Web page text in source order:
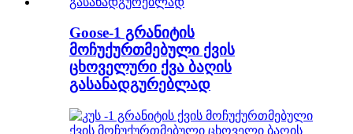
Goose-1 გრანიტის
მოჩუქურთმებული ქვის
ცხოველური ქვა ბაღის
გასანადგურებლად